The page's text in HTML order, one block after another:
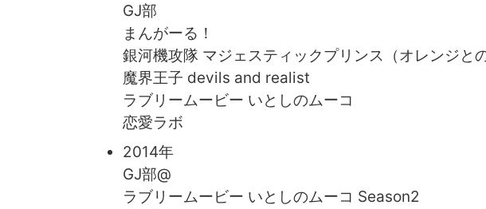
GJ部
まんがーる！
銀河機攻隊 マジェスティックプリンス（オレンジと
魔界王子 devils and realist
ラブリームービー いとしのムーコ
恋愛ラボ
2014年
GJ部@
ラブリームービー いとしのムーコ Season2